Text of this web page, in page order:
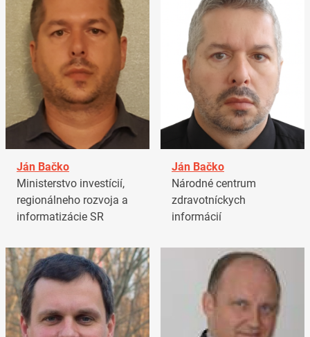
Ján Bačko
Ministerstvo investícií,
regionálneho rozvoja a
informatizácie SR
Ján Bačko
Národné centrum
zdravotníckych
informácií